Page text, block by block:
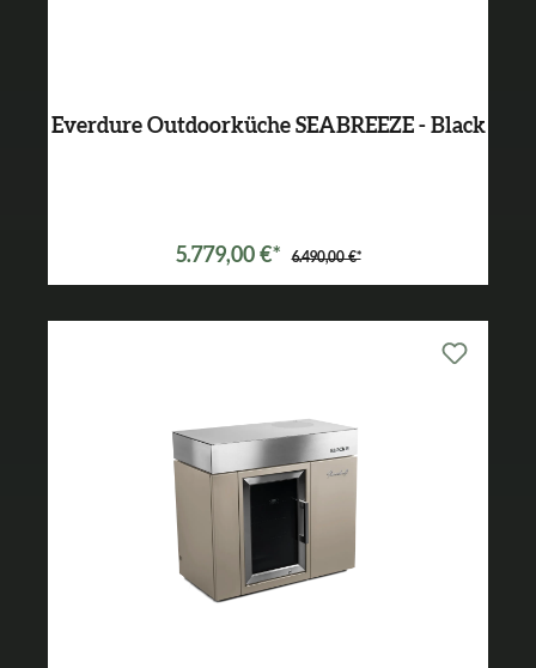
Everdure Outdoorküche SEABREEZE - Black
5.779,00 €* 6.490,00 €*